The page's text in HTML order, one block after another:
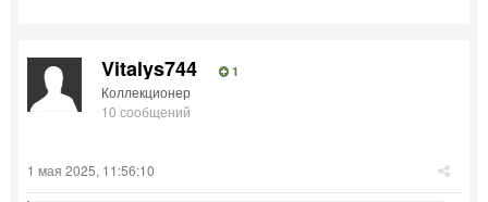
Vitalys744 1
Коллекционер
10 сообщений
1 мая 2025, 11:56:10